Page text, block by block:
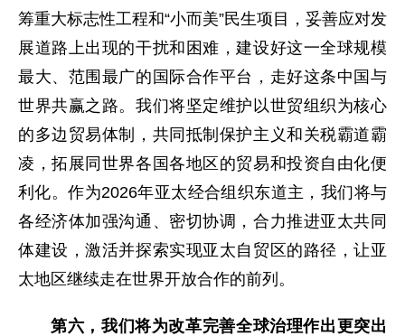
筹重大标志性工程和“小而美”民生项目，妥善应对发
展道路上出现的干扰和困难，建设好这一全球规模
最大、范围最广的国际合作平台，走好这条中国与
世界共赢之路。我们将坚定维护以世贸组织为核心
的多边贸易体制，共同抵制保护主义和关税霸道霸
凌，拓展同世界各国各地区的贸易和投资自由化便
利化。作为2026年亚太经合组织东道主，我们将与
各经济体加强沟通、密切协调，合力推进亚太共同
体建设，激活并探索实现亚太自贸区的路径，让亚
太地区继续走在世界开放合作的前列。
第六，我们将为改革完善全球治理作出更突出